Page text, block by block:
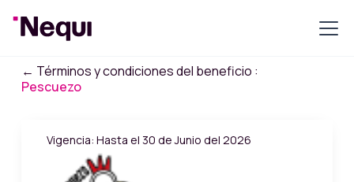
← Términos y condiciones del beneficio :
Pescuezo
Vigencia: Hasta el 30 de Junio del 2026